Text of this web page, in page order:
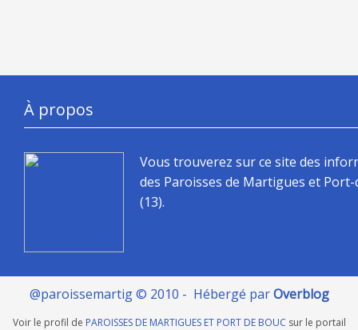
À propos
Vous trouverez sur ce site des
des Paroisses de Martigues et
(13).
@paroissemartig © 2010 - Hébergé parOverblog
Voir le profil de PAROISSES DE MARTIGUES ET PORT DE BOUC sur le portail